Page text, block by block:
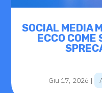
SOCIAL MEDIA
ECCO COME
Giu 17, 2026 |